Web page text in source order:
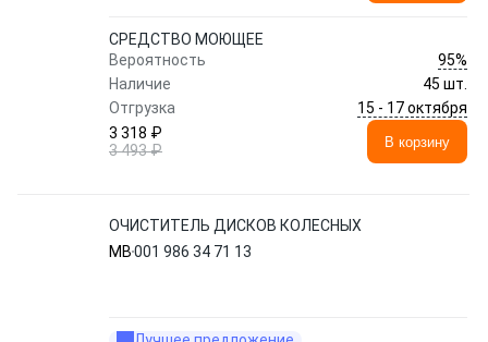
СРЕДСТВО МОЮЩЕЕ
Вероятность
95%
Наличие
45 шт.
Отгрузка
15 - 17 октября
3 318 ₽
3 493 ₽
В корзину
ОЧИСТИТЕЛЬ ДИСКОВ КОЛЕСНЫХ
MB001 986 34 71 13